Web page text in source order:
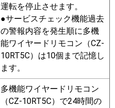
運転を停止させます。
●サービスチェック機能過去
の警報内容を発生順に多機
能ワイヤードリモコン（CZ-
10RT5C）は10個まで記憶し
ます。
多機能ワイヤードリモコン
（CZ-10RT5C）で24時間の